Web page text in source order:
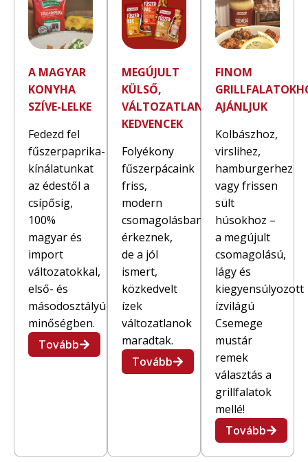
A MAGYAR
KONYHA
SZÍVE-LELKE
Fedezd fel
fűszerpaprika-
kínálatunkat
az édestől a
csípősig,
100%
magyar és
import
változatokkal,
első- és
másodosztályú
minőségben.
Tovább
MEGÚJULT
KÜLSŐ,
VÁLTOZATLAN
KEDVENCEK
Folyékony
fűszerpácaink
friss,
modern
csomagolásban
érkeznek,
de a jól
ismert,
közkedvelt
ízek
változatlanok
maradtak.
Tovább
FINOM
AJÁNLJUK
Kolbászhoz,
virslihez,
hamburgerhez
vagy frissen
sült
húsokhoz –
a megújult
csomagolású,
lágy és
kiegyensúlyozott
ízvilágú
Csemege
mustár
remek
választás a
grillfalatok
mellé!
Tovább